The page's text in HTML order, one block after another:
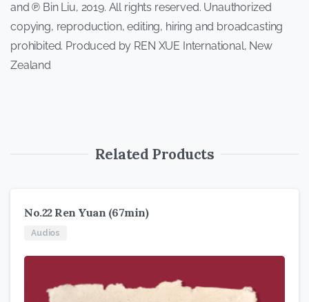
and ℗ Bin Liu, 2019. All rights reserved. Unauthorized
copying, reproduction, editing, hiring and broadcasting
prohibited. Produced by REN XUE International, New
Zealand
Related Products
No.22 Ren Yuan (67min)
Audios